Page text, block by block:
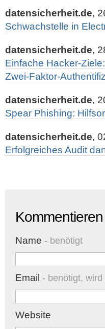
datensicherheit.de,
Schwachstelle in
datensicherheit.de,
Einfache Hacker-
Zwei-Faktor-
datensicherheit.de,
Spear Phishing:
datensicherheit.de,
Erfolgreiches Audit
Kommentieren
Name - benötigt
Email - benötigt,
Website